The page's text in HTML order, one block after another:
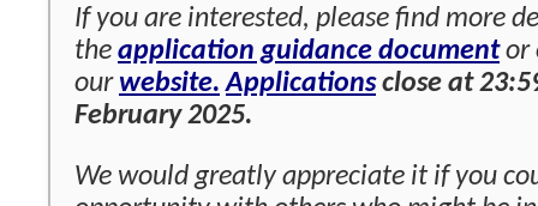
If you are interested, please find more
the application guidance documentor
our website. Applicationsclose at
February 2025.
We would greatly appreciate it if you